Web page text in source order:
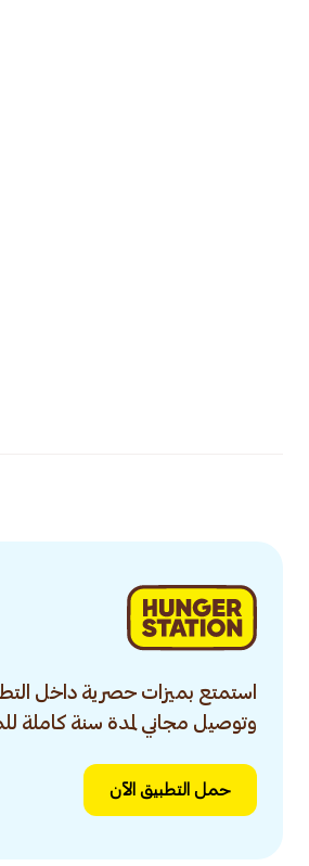
استمتع بميزات حصرية داخل
وتوصيل مجاني لمدة سنة كاملة
حمل التطبيق الآن